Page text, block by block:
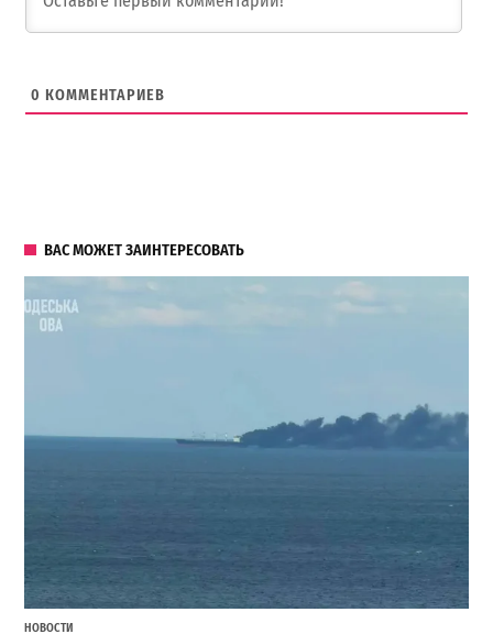
0 КОММЕНТАРИЕВ
ВАС МОЖЕТ ЗАИНТЕРЕСОВАТЬ
НОВОСТИ